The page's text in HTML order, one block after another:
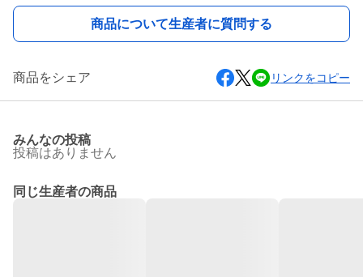
商品について生産者に質問する
商品をシェア リンクをコピー
みんなの投稿
投稿はありません
同じ生産者の商品